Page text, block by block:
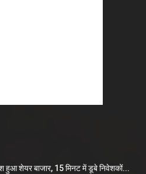
हुआ शेयर बाजार, 15 मिनट में डूबे निवेशकों...